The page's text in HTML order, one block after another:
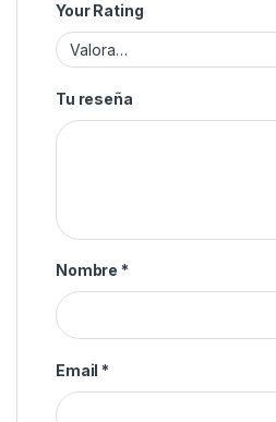
Your Rating
Tu reseña
Nombre *
Email *